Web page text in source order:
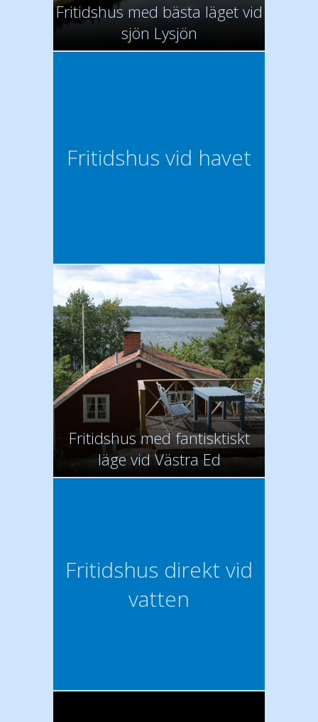
Fritidshus med bästa läget vid
sjön Lysjön
Fritidshus vid havet
Fritidshus med fantisktiskt
läge vid Västra Ed
Fritidshus direkt vid
vatten